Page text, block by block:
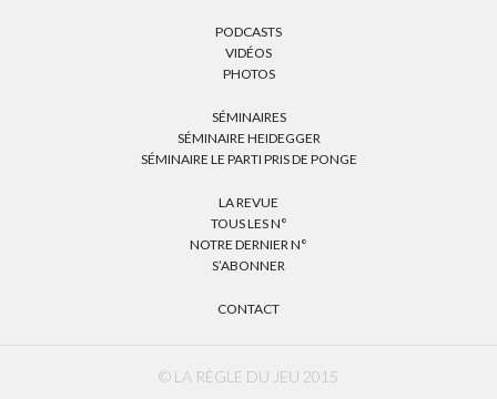
PODCASTS
VIDÉOS
PHOTOS
SÉMINAIRES
SÉMINAIRE HEIDEGGER
SÉMINAIRE LE PARTI PRIS DE PONGE
LA REVUE
TOUS LES N°
NOTRE DERNIER N°
S’ABONNER
CONTACT
© LA RÈGLE DU JEU 2015